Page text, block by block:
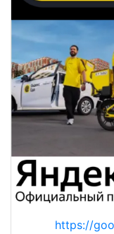
https://